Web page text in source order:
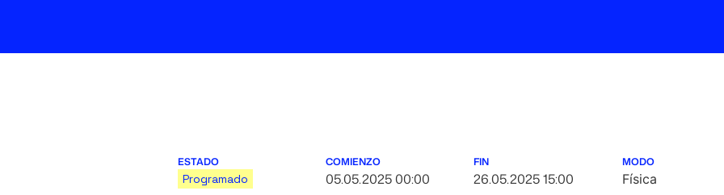
ESTADO
Programado
COMIENZO
05.05.2025 00:00
FIN
26.05.2025 15:00
MODO
Física